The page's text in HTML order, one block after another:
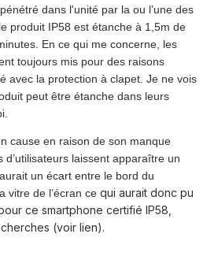
dans l'unité par la ou l’une des
produit IP58 est étanche à 1,5m de
En ce qui me concerne, les
toujours mis pour des raisons
avec la protection à clapet. Je ne vois
peut être étanche dans leurs
cause en raison de son manque
d’utilisateurs laissent apparaître un
un écart entre le bord du
vitre de l’écran ce qui aurait donc pu
ce smartphone certifié IP58,
(voir lien).